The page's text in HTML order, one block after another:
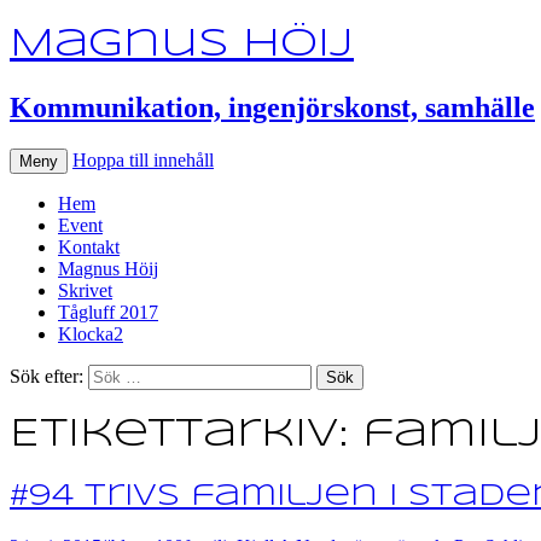
Magnus Höij
Kommunikation, ingenjörskonst, samhälle
Meny Hoppa till innehåll
Hem
Event
Kontakt
Magnus Höij
Skrivet
Tågluff 2017
Klocka2
Sök efter:
Etikettarkiv: familj
#94 Trivs familjen i